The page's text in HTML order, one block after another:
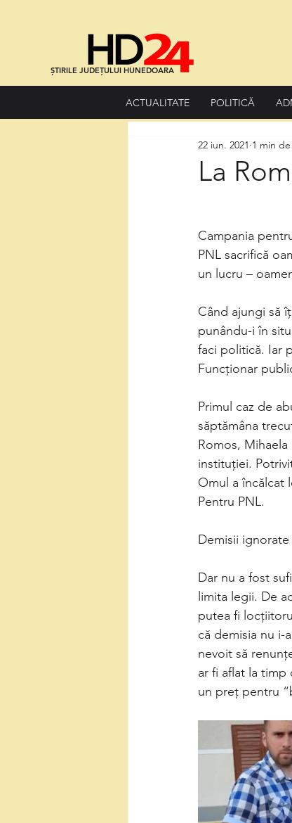
ȘTIRILE JUDEȚULUI HUNEDOARA
ACTUALITATE POLITICĂ
La
22 iun. 2021 1 min
Campania
PNL sacrifică
un lucru –
Când ajungi să
punându-i în
faci politică. Iar
Funcționar
Primul caz de
săptămâna
Romos,
instituției.
Omul a încălcat
Pentru PNL.
Demisii
Dar nu a fost
limita legii. De
putea fi
că demisia nu i-
nevoit să
ar fi aflat la timp
un preț pentru